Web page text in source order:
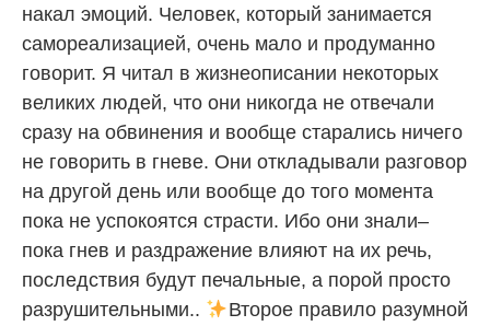
накал эмоций. Человек, который занимается
самореализацией, очень мало и продуманно
говорит. Я читал в жизнеописании некоторых
великих людей, что они никогда не отвечали
сразу на обвинения и вообще старались ничего
не говорить в гневе. Они откладывали разговор
на другой день или вообще до того момента
пока не успокоятся страсти. Ибо они знали–
пока гнев и раздражение влияют на их речь,
последствия будут печальные, а порой просто
разрушительными..
Второе правило разумной